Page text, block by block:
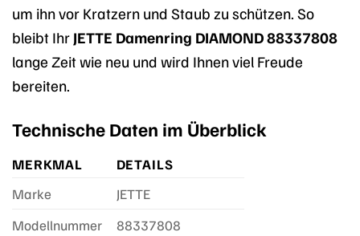
um ihn vor Kratzern und Staub zu schützen. So
bleibt Ihr JETTE Damenring DIAMOND 88337808
lange Zeit wie neu und wird Ihnen viel Freude
bereiten.
Technische Daten im Überblick
MERKMAL
DETAILS
Marke
JETTE
Modellnummer
88337808